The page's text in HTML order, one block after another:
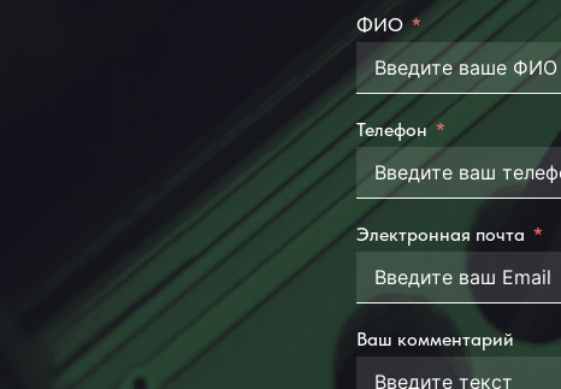
ФИО
Телефон
Электронная почта
Ваш комментарий